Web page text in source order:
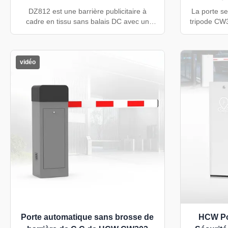
DZ812 est une barrière publicitaire à
cadre en tissu sans balais DC avec un
mm, des zones d'affichage publicitaire
remplaçables, un rebond d'obstacle
réglable et un levage de bras de mise hors
La porte
tripode
Il prend en
QR,
usines,
vidéo
Porte automatique sans brosse de
HCW